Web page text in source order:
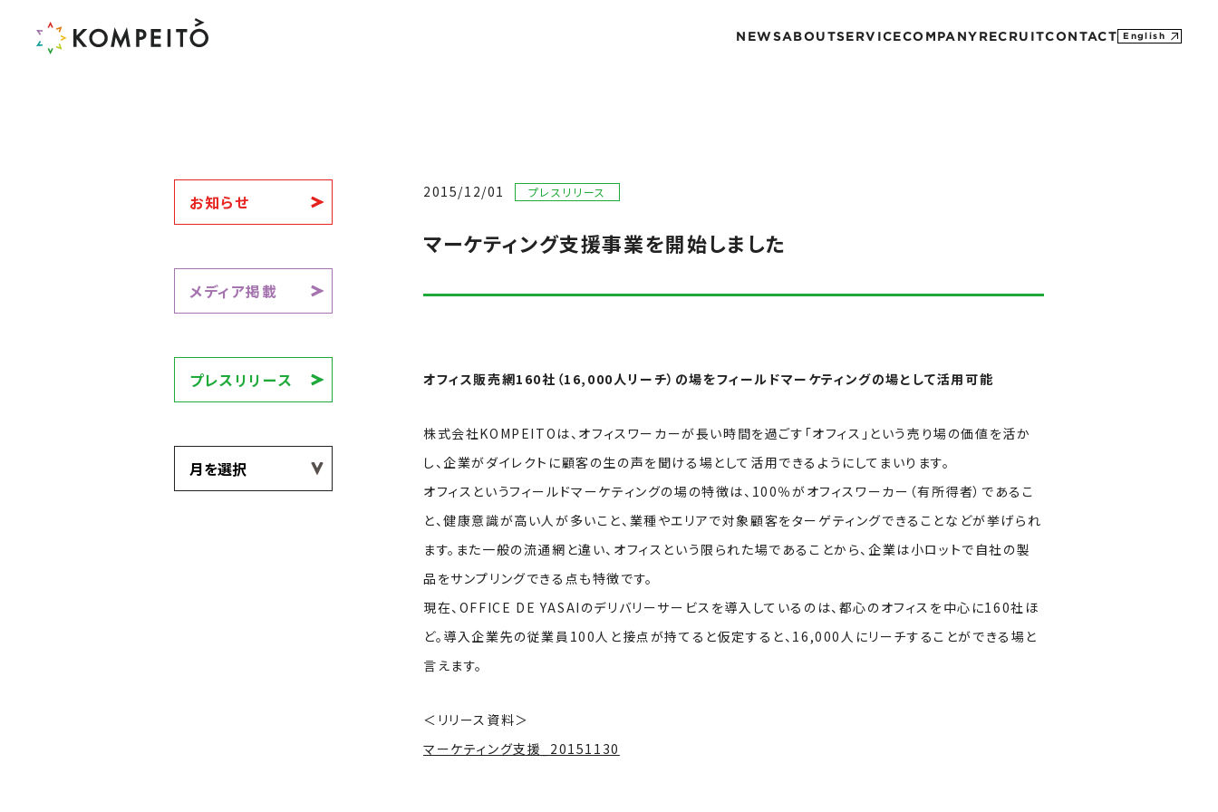
NEWSABOUTSERVICECOMPANY RECRUITCONTACT English
お知らせ
メディア掲載
プレスリリース
2015/12/01 プレスリリース
マーケティング支援事業を開始しました
オフィス販売網160社（16,000人リーチ）の場をフィールドマーケティングの場として活用可能
株式会社KOMPEITOは、オフィスワーカーが長い時間を過ごす「オフィス」という売り場の価値を活か
し、企業がダイレクトに顧客の生の声を聞ける場として活用できるようにしてまいります。
オフィスというフィールドマーケティングの場の特徴は、100％がオフィスワーカー（有所得者）であるこ
と、健康意識が高い人が多いこと、業種やエリアで対象顧客をターゲティングできることなどが挙げられ
ます。また一般の流通網と違い、オフィスという限られた場であることから、企業は小ロットで自社の製
品をサンプリングできる点も特徴です。
現在、OFFICE DE YASAIのデリバリーサービスを導入しているのは、都心のオフィスを中心に160社ほ
ど。導入企業先の従業員100人と接点が持てると仮定すると、16,000人にリーチすることができる場と
言えます。
＜リリース資料＞
マーケティング支援_20151130